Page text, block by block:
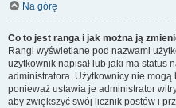
Na górę
Co to jest ranga i jak można ją
Rangi wyświetlane pod nazwami
użytkownik napisał lub jaki ma status
administratora. Użytkownicy nie
ponieważ ustawia je administrator
aby zwiększyć swój licznik postów i